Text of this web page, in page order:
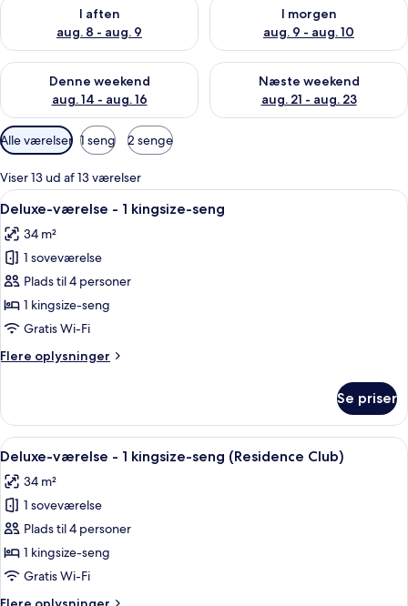
I aften
aug. 8 - aug. 9
I morgen
aug. 9 - aug. 10
Denne weekend
aug. 14 - aug. 16
Tjek tilgængelighed for denne weekend aug. 14 - aug. 16
Næste weekend
aug. 21 - aug. 23
Tjek tilgængelighed for næste
Tilgængelige
filtre
for
værelser
Alle værelser 1 seng 2 senge
Viser 13 ud af 13 værelser
Indlæs
alle
billeder
af
Deluxe-
værelse
-
kingsize-
Et moderne hotelværelse med en
5
Deluxe-værelse - 1 kingsize-seng
34 m²
1 soveværelse
Plads til 4 personer
1 kingsize-seng
Gratis Wi-Fi
Flere oplysninger
Flere
værelse
1
seng
Se priser
Indlæs
alle
billeder
af
Deluxe-
værelse
-
Dundyner, senge med
5
Deluxe-værelse - 1 kingsize-seng (Residence Club)
34 m²
1 soveværelse
Plads til 4 personer
1 kingsize-seng
Gratis Wi-Fi
Flere